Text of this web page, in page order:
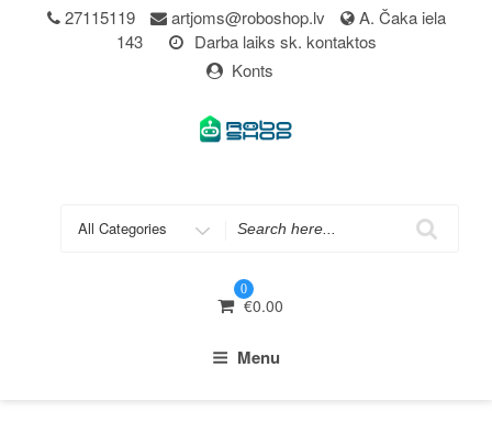
27115119 artjoms@roboshop.lv
A. Čaka iela
143
Darba laiks sk. kontaktos
Konts
0
€0.00
Menu